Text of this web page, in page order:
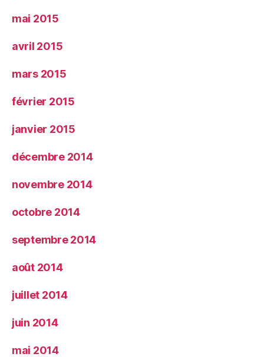
mai 2015
avril 2015
mars 2015
février 2015
janvier 2015
décembre 2014
novembre 2014
octobre 2014
septembre 2014
août 2014
juillet 2014
juin 2014
mai 2014